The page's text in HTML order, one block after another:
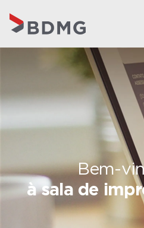
Bem-
à sala de